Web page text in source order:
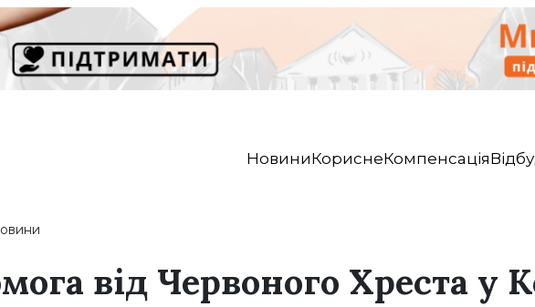
НовиниКориснеКомпенсація
від Червоного Хреста у